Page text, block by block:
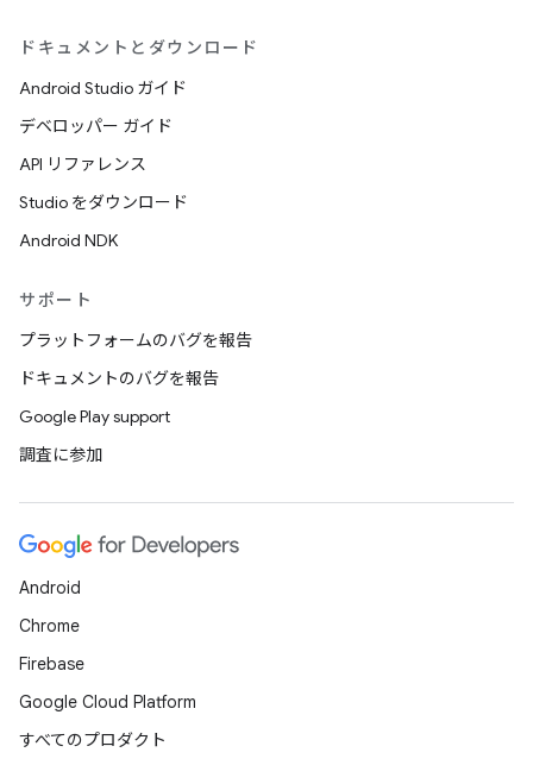
ドキュメントとダウンロード
Android Studio ガイド
デベロッパー ガイド
API リファレンス
Studio をダウンロード
Android NDK
サポート
プラットフォームのバグを報告
ドキュメントのバグを報告
Google Play support
調査に参加
Android
Chrome
Firebase
Google Cloud Platform
すべてのプロダクト